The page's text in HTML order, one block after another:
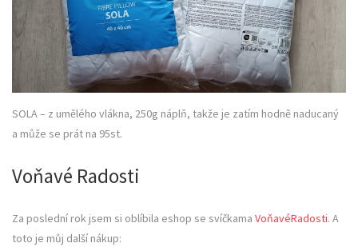
SOLA – z umělého vlákna, 250g náplň, takže je zatím hodně naducaný
a může se prát na 95st.
Voňavé Radosti
Za poslední rok jsem si oblíbila eshop se svíčkama VoňavéRadosti. A
toto je můj další nákup: